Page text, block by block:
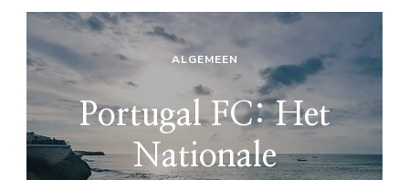
ALGEMEEN
Portugal FC: Het
Nationale